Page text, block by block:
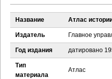
В
ы
д
Название Атлас
Издатель Главное
Год издания датировано
Тип
материала
Атлас